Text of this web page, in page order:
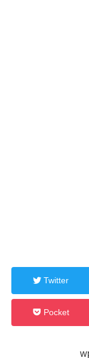
Twitter
Pocket